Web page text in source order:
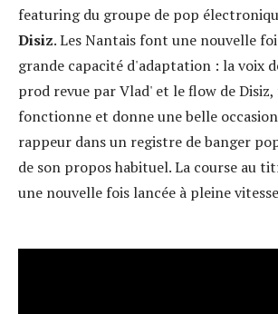
featuring du groupe de pop
Disiz. Les Nantais font une nouvelle
grande capacité d'adaptation : la voix
prod revue par Vlad' et le flow de
fonctionne et donne une belle
rappeur dans un registre de banger
de son propos habituel. La course au
une nouvelle fois lancée à pleine